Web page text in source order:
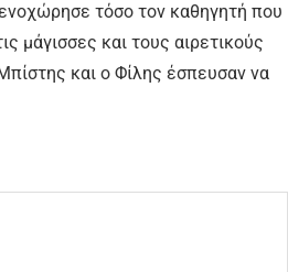
τόσο τον καθηγητή που
μάγισσες και τους αιρετικούς
και ο Φίλης έσπευσαν να